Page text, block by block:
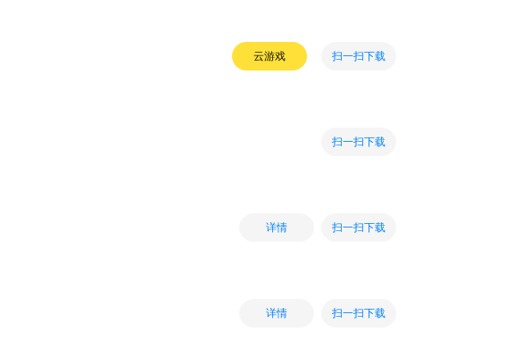
云游戏 扫一扫下载
扫一扫下载
详情 扫一扫下载
详情 扫一扫下载